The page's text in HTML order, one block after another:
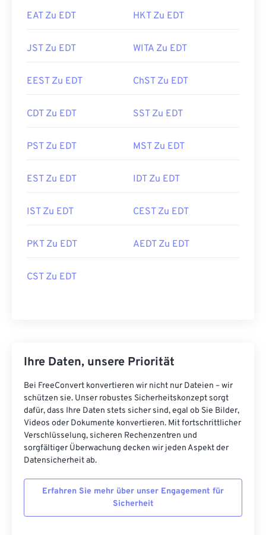
EAT Zu EDT HKT Zu EDT
JST Zu EDT WITA Zu EDT
EEST Zu EDT ChST Zu EDT
CDT Zu EDT SST Zu EDT
PST Zu EDT MST Zu EDT
EST Zu EDT IDT Zu EDT
IST Zu EDT CEST Zu EDT
PKT Zu EDT AEDT Zu EDT
CST Zu EDT
Ihre Daten, unsere Priorität
Bei FreeConvert konvertieren wir nicht nur Dateien – wir
schützen sie. Unser robustes Sicherheitskonzept sorgt
dafür, dass Ihre Daten stets sicher sind, egal ob Sie Bilder,
Videos oder Dokumente konvertieren. Mit fortschrittlicher
Verschlüsselung, sicheren Rechenzentren und
sorgfältiger Überwachung decken wir jeden Aspekt der
Datensicherheit ab.
Erfahren Sie mehr über unser Engagement für
Sicherheit